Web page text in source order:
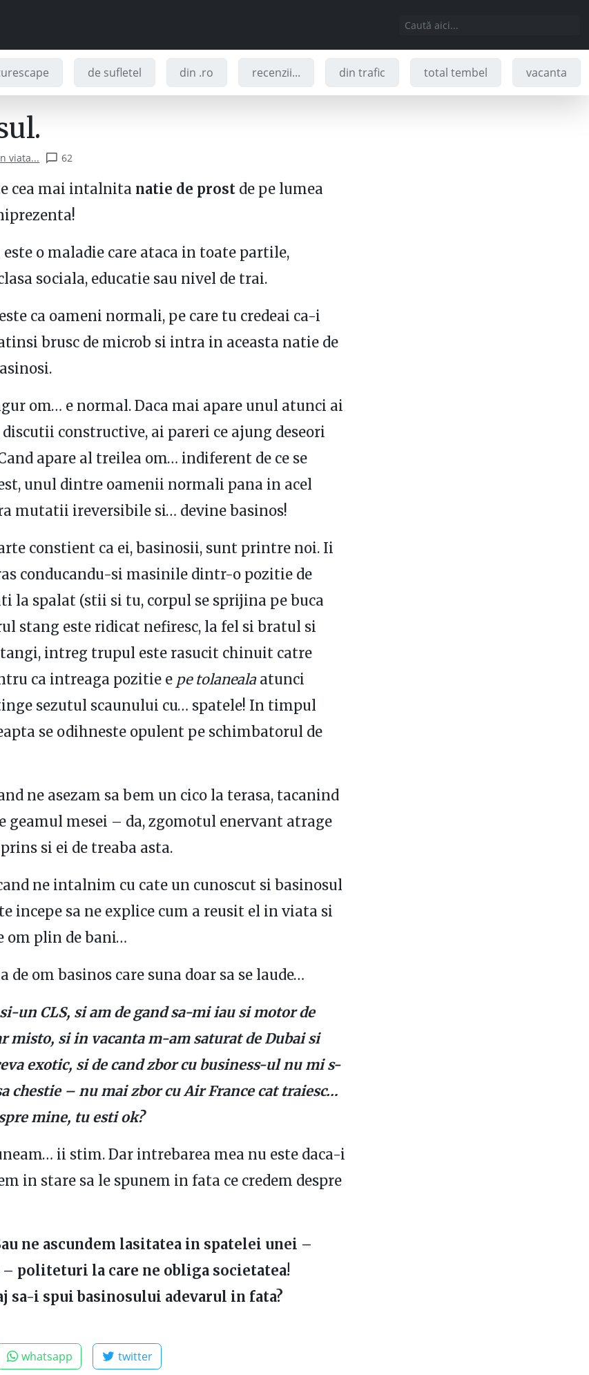
de sufletel din .ro recenzii... din trafic total tembel vacanta
viata... 62
cea mai intalnita natie de prost de pe lumea
este o maladie care ataca in toate partile,
sociala, educatie sau nivel de trai.
ca oameni normali, pe care tu credeai ca-i
brusc de microb si intra in aceasta natie de
om… e normal. Daca mai apare unul atunci ai
discutii constructive, ai pareri ce ajung deseori
apare al treilea om… indiferent de ce se
unul dintre oamenii normali pana in acel
mutatii ireversibile si… devine basinos!
constient ca ei, basinosii, sunt printre noi. Ii
conducandu-si masinile dintr-o pozitie de
la spalat (stii si tu, corpul se sprijina pe buca
stang este ridicat nefiresc, la fel si bratul si
intreg trupul este rasucit chinuit catre
ca intreaga pozitie e pe tolanealaatunci
sezutul scaunului cu… spatele! In timpul
se odihneste opulent pe schimbatorul de
ne asezam sa bem un cico la terasa, tacanind
geamul mesei – da, zgomotul enervant atrage
si ei de treaba asta.
ne intalnim cu cate un cunoscut si basinosul
incepe sa ne explice cum a reusit el in viata si
om plin de bani…
de om basinos care suna doar sa se laude…
un CLS, si am de gand sa-mi iau si motor de
misto, si in vacanta m-am saturat de Dubai si
exotic, si de cand zbor cu business-ul nu mi s-
chestie – nu mai zbor cu Air France cat traiesc…
mine, tu esti ok?
ii stim. Dar intrebarea mea nu este daca-i
in stare sa le spunem in fata ce credem despre
ne ascundem lasitatea in spatelei unei –
politeturi la care ne obliga societatea!
sa-i spui basinosului adevarul in fata?
whatsapp twitter